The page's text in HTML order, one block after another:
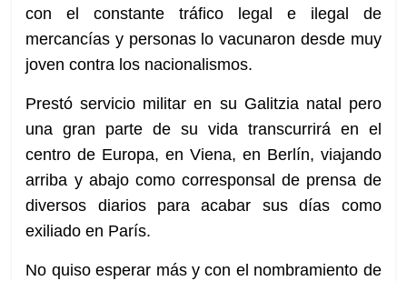
con el constante tráfico legal e ilegal de
mercancías y personas lo vacunaron desde muy
joven contra los nacionalismos.
Prestó servicio militar en su Galitzia natal pero
una gran parte de su vida transcurrirá en el
centro de Europa, en Viena, en Berlín, viajando
arriba y abajo como corresponsal de prensa de
diversos diarios para acabar sus días como
exiliado en París.
No quiso esperar más y con el nombramiento de